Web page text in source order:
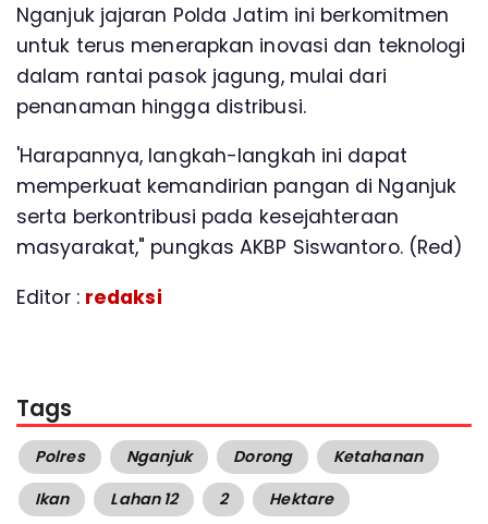
Nganjuk jajaran Polda Jatim ini berkomitmen
untuk terus menerapkan inovasi dan teknologi
dalam rantai pasok jagung, mulai dari
penanaman hingga distribusi.
'Harapannya, langkah-langkah ini dapat
memperkuat kemandirian pangan di Nganjuk
serta berkontribusi pada kesejahteraan
masyarakat," pungkas AKBP Siswantoro. (Red)
Editor : redaksi
Tags
Polres Nganjuk Dorong
Ketahanan
Ikan
Lahan 12 2 Hektare